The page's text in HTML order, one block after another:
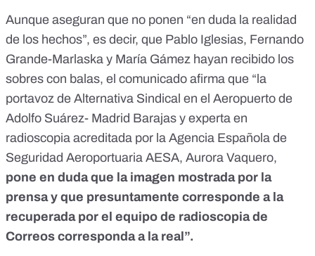
Aunque aseguran que no ponen “en duda la realidad
de los hechos”, es decir, que Pablo Iglesias, Fernando
Grande-Marlaska y María Gámez hayan recibido los
sobres con balas, el comunicado afirma que “la
portavoz de Alternativa Sindical en el Aeropuerto de
Adolfo Suárez- Madrid Barajas y experta en
radioscopia acreditada por la Agencia Española de
Seguridad Aeroportuaria AESA, Aurora Vaquero,
pone en duda que la imagen mostrada por la
prensa y que presuntamente corresponde a la
recuperada por el equipo de radioscopia de
Correos corresponda a la real”.